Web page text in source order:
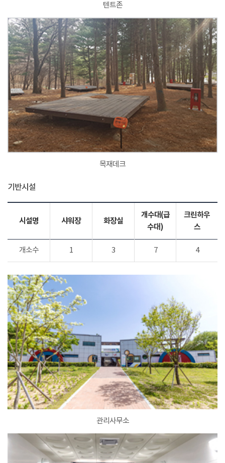
텐트존
목재데크
기반시설
시설명 샤워장 화장실
개수대(급
수대)
크린하우
스
개소수 1 3 7 4
관리사무소